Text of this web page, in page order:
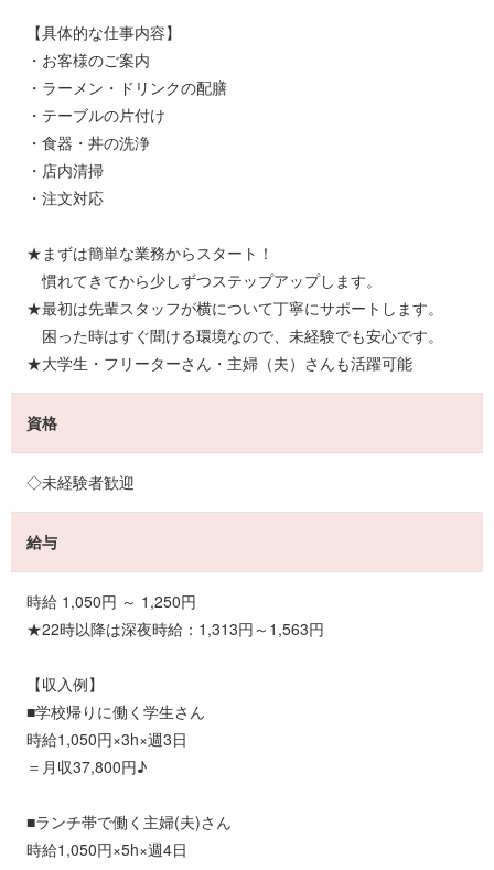
【具体的な仕事内容】
・お客様のご案内
・ラーメン・ドリンクの配膳
・テーブルの片付け
・食器・丼の洗浄
・店内清掃
・注文対応
★まずは簡単な業務からスタート！
慣れてきてから少しずつステップアップします。
★最初は先輩スタッフが横について丁寧にサポートします。
困った時はすぐ聞ける環境なので、未経験でも安心です。
★大学生・フリーターさん・主婦（夫）さんも活躍可能
資格
◇未経験者歓迎
給与
時給 1,050円 ～ 1,250円
★22時以降は深夜時給：1,313円～1,563円
【収入例】
■学校帰りに働く学生さん
時給1,050円×3h×週3日
＝月収37,800円♪
■ランチ帯で働く主婦(夫)さん
時給1,050円×5h×週4日